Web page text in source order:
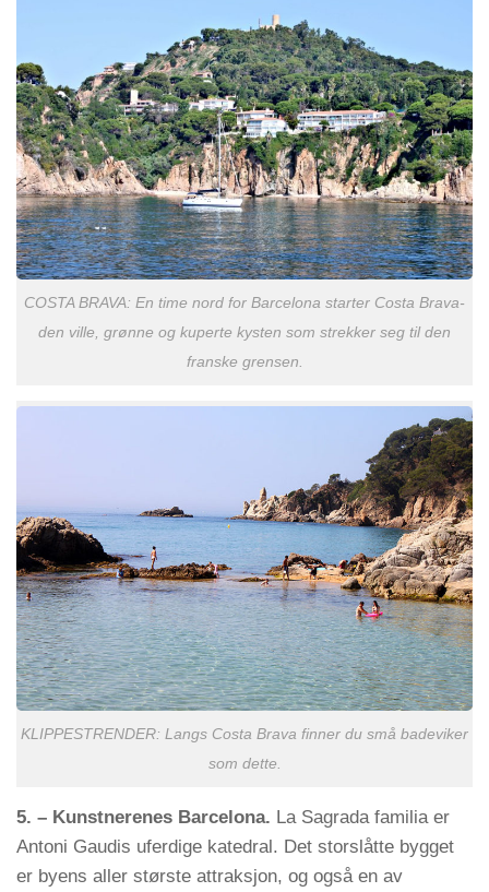
COSTA BRAVA: En time nord for Barcelona starter Costa Brava-
den ville, grønne og kuperte kysten som strekker seg til den
franske grensen.
KLIPPESTRENDER: Langs Costa Brava finner du små badeviker
som dette.
5. – Kunstnerenes Barcelona. La Sagrada familia er
Antoni Gaudis uferdige katedral. Det storslåtte bygget
er byens aller største attraksjon, og også en av